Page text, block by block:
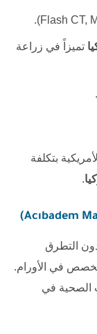
تميزاً في زراعة
بتكلفة
.
التطرق
في الأورام.
الصحية في